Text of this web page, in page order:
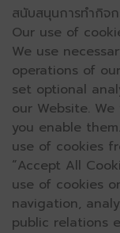
สนับสนุนการทำกิจ
Our use of
We use
operations of
set optional
our Website.
you enable
use of cookies
“Accept All
use of cookies
navigation,
public relations